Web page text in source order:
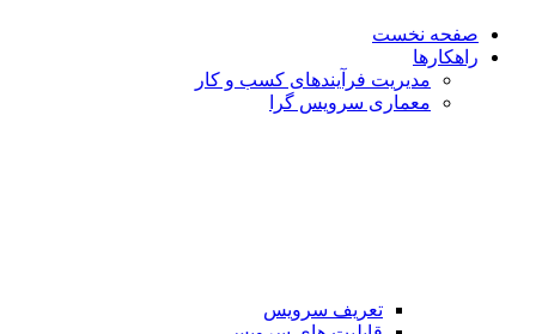
صفحه نخست
راهکارها
مدیریت فرآیندهای کسب و کار
معماری سرویس گرا
تعریف سرویس